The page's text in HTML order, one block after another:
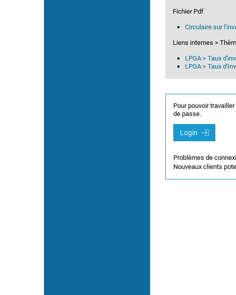
Fichier Pdf
Circulaire sur
Liens internes >
LPGA > Taux
LPGA > Taux
Pour pouvoir
de passe.
Login
Problèmes de
Nouveaux clients